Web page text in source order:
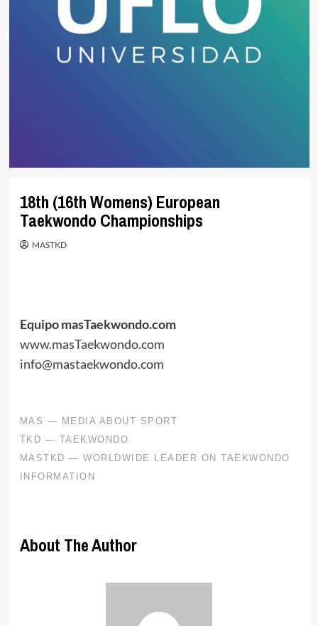
18th (16th Womens) European
Taekwondo Championships
MASTKD
Equipo masTaekwondo.com
www.masTaekwondo.com
info@mastaekwondo.com
About The Author